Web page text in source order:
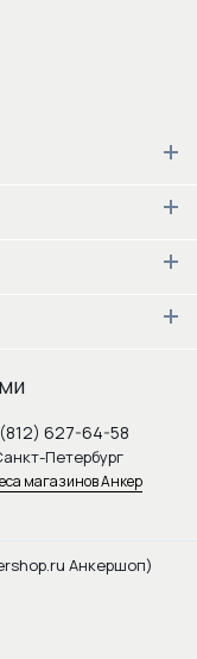
627-64-58
Петербург
магазинов Анкер
Анкершоп)